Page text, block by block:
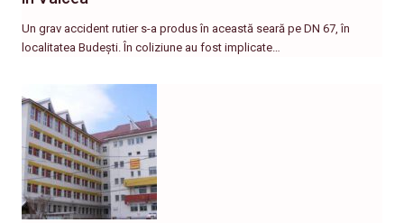
Un grav accident rutier s-a produs în această seară pe DN 67, în
localitatea Budești. În coliziune au fost implicate…